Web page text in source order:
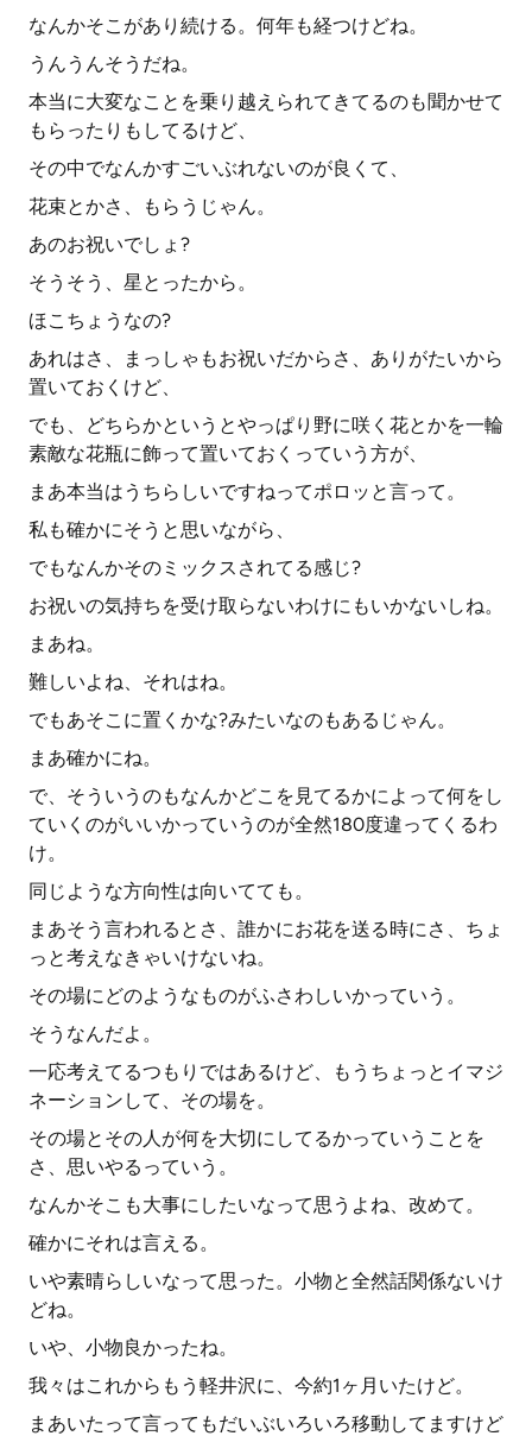
なんかそこがあり続ける。何年も経つけどね。
うんうんそうだね。
本当に大変なことを乗り越えられてきてるのも聞かせて
もらったりもしてるけど、
その中でなんかすごいぶれないのが良くて、
花束とかさ、もらうじゃん。
あのお祝いでしょ?
そうそう、星とったから。
ほこちょうなの?
あれはさ、まっしゃもお祝いだからさ、ありがたいから
置いておくけど、
でも、どちらかというとやっぱり野に咲く花とかを一輪
素敵な花瓶に飾って置いておくっていう方が、
まあ本当はうちらしいですねってポロッと言って。
私も確かにそうと思いながら、
でもなんかそのミックスされてる感じ?
お祝いの気持ちを受け取らないわけにもいかないしね。
まあね。
難しいよね、それはね。
でもあそこに置くかな?みたいなのもあるじゃん。
まあ確かにね。
で、そういうのもなんかどこを見てるかによって何をし
ていくのがいいかっていうのが全然180度違ってくるわ
け。
同じような方向性は向いてても。
まあそう言われるとさ、誰かにお花を送る時にさ、ちょ
っと考えなきゃいけないね。
その場にどのようなものがふさわしいかっていう。
そうなんだよ。
一応考えてるつもりではあるけど、もうちょっとイマジ
ネーションして、その場を。
その場とその人が何を大切にしてるかっていうことを
さ、思いやるっていう。
なんかそこも大事にしたいなって思うよね、改めて。
確かにそれは言える。
いや素晴らしいなって思った。小物と全然話関係ないけ
どね。
いや、小物良かったね。
我々はこれからもう軽井沢に、今約1ヶ月いたけど。
まあいたって言ってもだいぶいろいろ移動してますけど